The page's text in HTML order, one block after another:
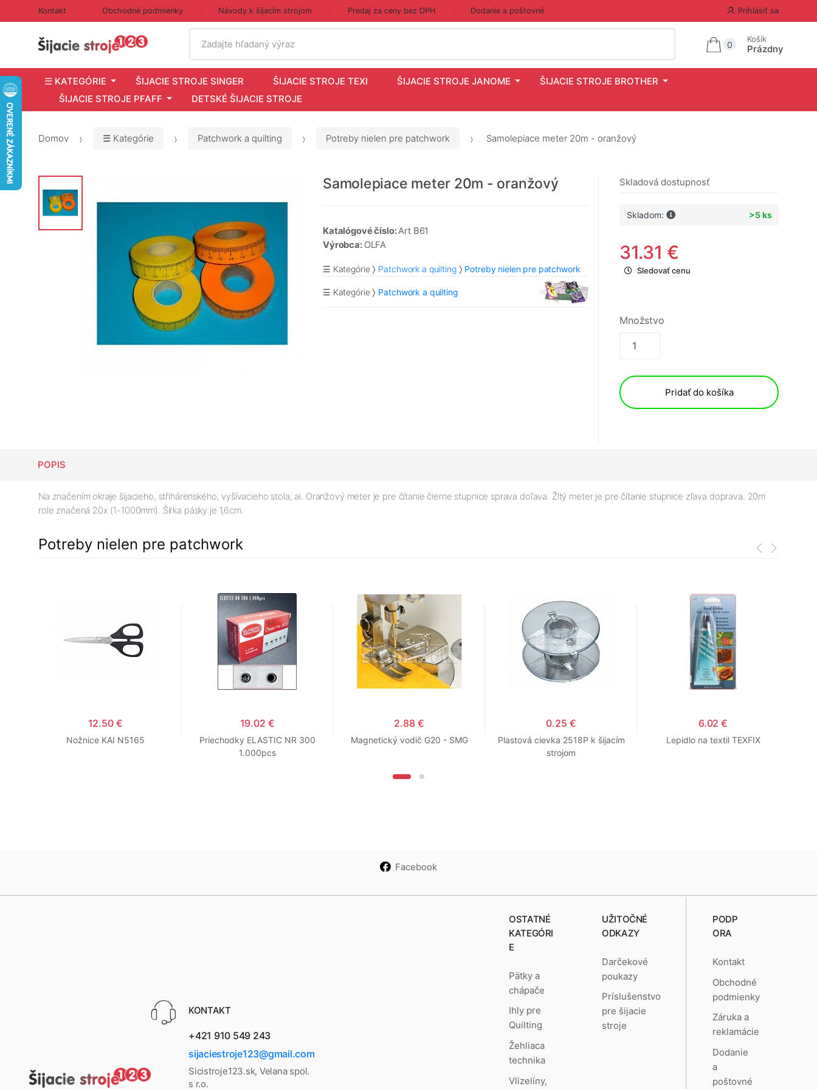
Kontakt Obchodné podmienky Návody k šijacím strojom Predaj za ceny bez DPH Dodanie a poštovné Prihlásiť sa
Zadajte hľadaný výraz
0
Košík
Prázdny
☰ KATEGÓRIE ŠIJACIE STROJE SINGER ŠIJACIE STROJE TEXI ŠIJACIE STROJE JANOME
ŠIJACIE STROJE BROTHER
ŠIJACIE STROJE PFAFF
DETSKÉ ŠIJACIE STROJE
Domov ☰ Kategórie Patchwork a quilting Potreby nielen pre patchwork Samolepiace meter 20m - oranžový
Samolepiace meter 20m - oranžový
Katalógové číslo:Art B61
Výrobca: OLFA
☰ Kategórie Patchwork a quilting Potreby nielen pre patchwork
☰ Kategórie Patchwork a quilting
Skladová dostupnosť
Skladom: >5 ks
31.31 €
Sledovať cenu
Množstvo
Pridať do košíka
POPIS
Na značením okraje šijacieho, střihárenského, vyšívacieho stola, ai. Oranžový meter je pre čítanie čierne stupnice sprava doľava. Žltý meter je pre čítanie stupnice zľava doprava. 20m
role značená 20x (1-1000mm). Šírka pásky je 1,6cm.
Potreby nielen pre patchwork
12.50 €
Nožnice KAI N5165
19.02 €
Priechodky ELASTIC NR 300
1.000pcs
2.88 €
Magnetický vodič G20 - SMG
0.25 €
Plastová cievka 2518P k šijacím
strojom
6.02 €
Lepidlo na textil TEXFIX
Facebook
KONTAKT
+421 910 549 243
sijaciestroje123@gmail.com
Sicistroje123.sk, Velana spol.
s r.o.
OSTATNÉ
KATEGÓRI
E
Pätky a
chápače
Ihly pre
Quilting
Žehliaca
technika
Vlizelíny,
UŽITOČNÉ
ODKAZY
Darčekové
poukazy
Príslušenstvo
pre šijacie
stroje
PODP
ORA
Kontakt
Obchodné
podmienky
Záruka a
reklamácie
Dodanie
a
poštovné